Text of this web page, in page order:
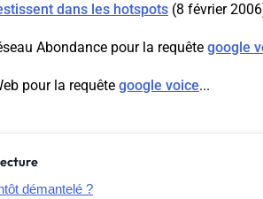
dans les hotspots (8 février
Abondance pour la requête google
pour la requête google voice...
démantelé ?